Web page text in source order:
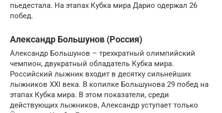
пьедестала. На этапах Кубка мира Дарио одержал 26
побед.
Александр Большунов (Россия)
Александр Большунов – трехкратный олимпийский
чемпион, двукратный обладатель Кубка мира.
Российский лыжник входит в десятку сильнейших
лыжников XXI века. В копилке Большунова 29 побед на
этапах Кубка мира. В этом показатели, среди
действующих лыжников, Александр уступает только